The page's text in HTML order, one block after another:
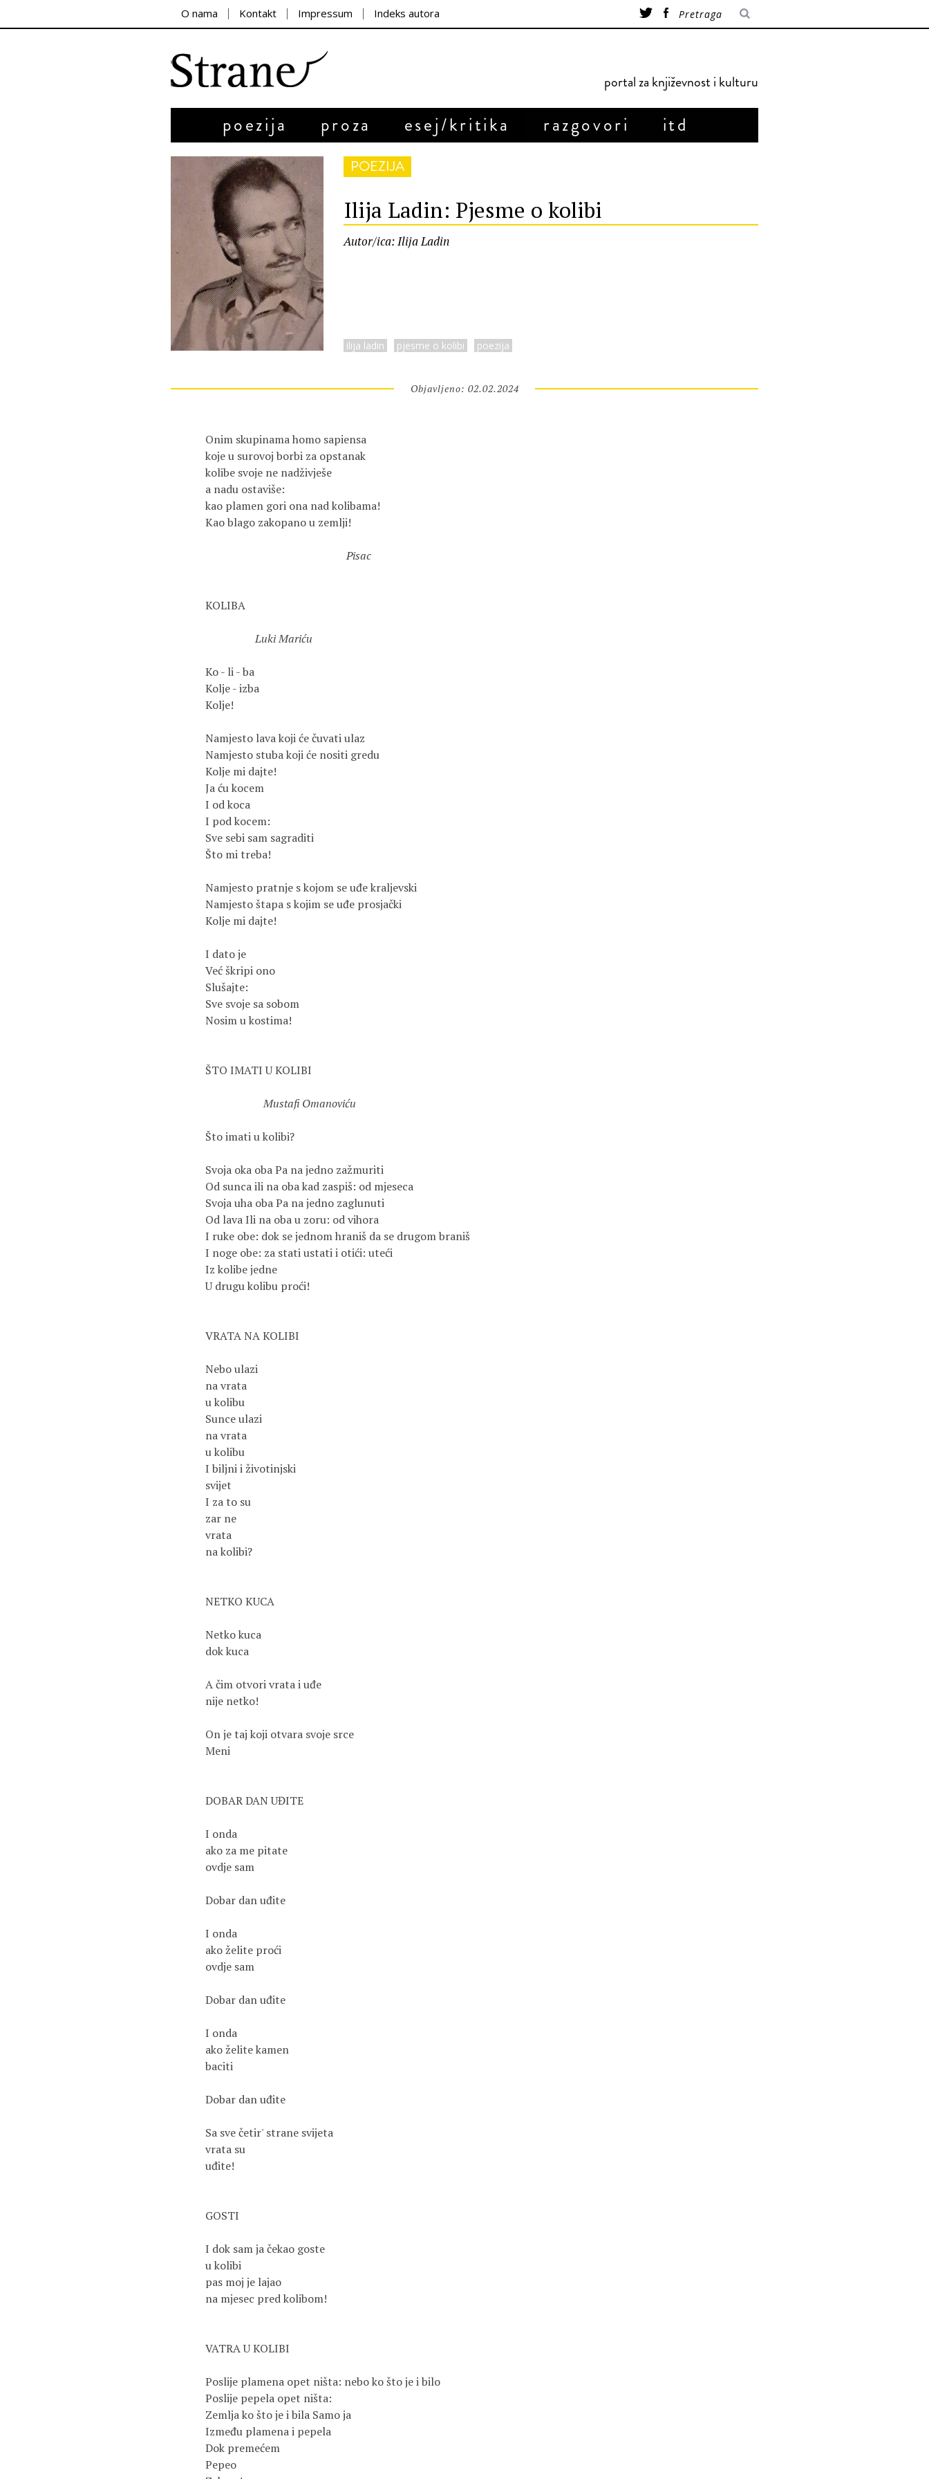
O nama Kontakt Impressum Indeks autora
portal za književnost i kulturu
poezija proza esej/kritika razgovori itd
POEZIJA
Ilija Ladin: Pjesme o kolibi
Autor/ica: Ilija Ladin
ilija ladin pjesme o kolibi poezija
Objavljeno: 02.02.2024
Onim skupinama homo sapiensa
koje u surovoj borbi za opstanak
kolibe svoje ne nadživješe
a nadu ostaviše:
kao plamen gori ona nad kolibama!
Kao blago zakopano u zemlji!
Pisac
KOLIBA
          Luki Mariću
Ko - li - ba
Kolje - izba
Kolje!
Namjesto lava koji će čuvati ulaz
Namjesto stuba koji će nositi gredu
Kolje mi dajte!
Ja ću kocem
I od koca
I pod kocem:
Sve sebi sam sagraditi
Što mi treba!
Namjesto pratnje s kojom se uđe kraljevski
Namjesto štapa s kojim se uđe prosjački
Kolje mi dajte!
I dato je
Već škripi ono
Slušajte:
Sve svoje sa sobom
Nosim u kostima!
ŠTO IMATI U KOLIBI
Mustafi Omanoviću
Što imati u kolibi?
Svoja oka oba Pa na jedno zažmuriti
Od sunca ili na oba kad zaspiš: od mjeseca
Svoja uha oba Pa na jedno zaglunuti
Od lava Ili na oba u zoru: od vihora
I ruke obe: dok se jednom hraniš da se drugom braniš
I noge obe: za stati ustati i otići: uteći
Iz kolibe jedne
U drugu kolibu proći!
VRATA NA KOLIBI
Nebo ulazi
na vrata
u kolibu
Sunce ulazi
na vrata
u kolibu
I biljni i životinjski
svijet
I za to su
zar ne
vrata
na kolibi?
NETKO KUCA
Netko kuca
dok kuca
A čim otvori vrata i uđe
nije netko!
On je taj koji otvara svoje srce
Meni
DOBAR DAN UĐITE
I onda
ako za me pitate
ovdje sam
Dobar dan uđite
I onda
ako želite proći
ovdje sam
Dobar dan uđite
I onda
ako želite kamen
baciti
Dobar dan uđite
Sa sve četir' strane svijeta
vrata su
uđite!
GOSTI
I dok sam ja čekao goste
u kolibi
pas moj je lajao
na mjesec pred kolibom!
VATRA U KOLIBI
Poslije plamena opet ništa: nebo ko što je i bilo
Poslije pepela opet ništa:
Zemlja ko što je i bila Samo ja
Između plamena i pepela
Dok premećem
Pepeo